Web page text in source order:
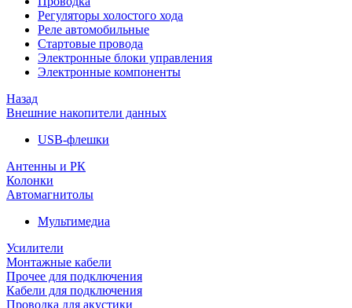
Регуляторы холостого хода
Реле автомобильные
Стартовые провода
Электронные блоки управления
Электронные компоненты
Назад
Внешние накопители данных
USB-флешки
Антенны и РК
Колонки
Автомагнитолы
Мультимедиа
Усилители
Монтажные кабели
Прочее для подключения
Кабели для подключения
Проводка для акустики